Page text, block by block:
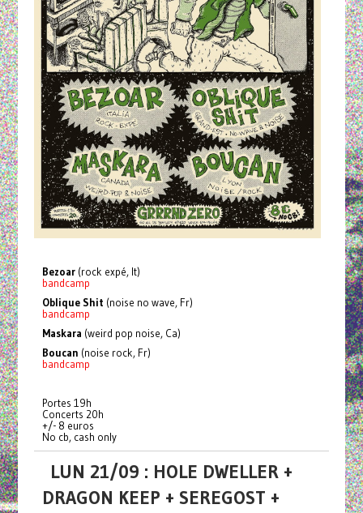
Bezoar(rock expé, It)
bandcamp
Oblique Shit (noise no wave, Fr)
bandcamp
Maskara (weird pop noise, Ca)
Boucan (noise rock, Fr)
bandcamp
Portes 19h
Concerts 20h
+/- 8 euros
No cb, cash only
LUN 21/09 : HOLE DWELLER +
DRAGON KEEP + SEREGOST +